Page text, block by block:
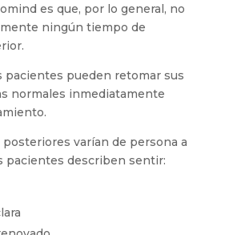
es que, por lo general, no
ningún tiempo de
pacientes pueden retomar sus
normales inmediatamente
varían de persona a
pacientes describen sentir: